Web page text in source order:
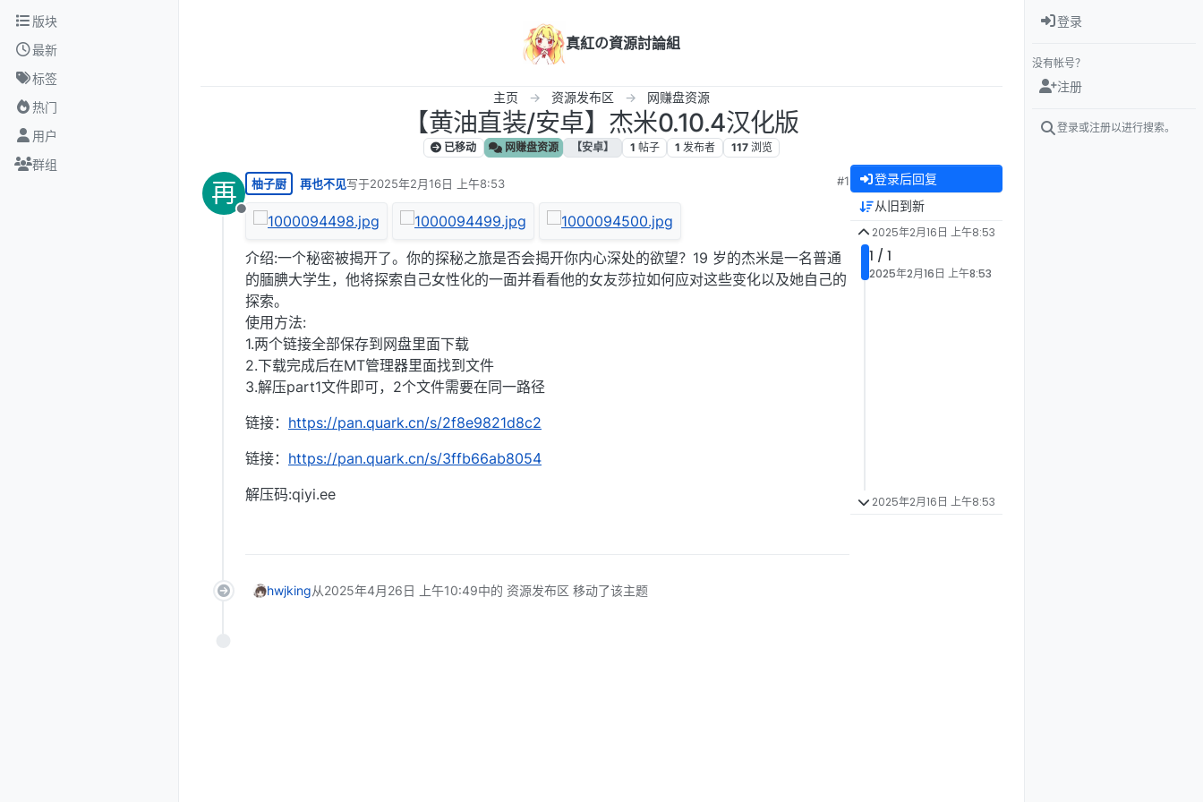
跳转至内容
版块
最新
标签
热门
用户
群组
真紅の資源討論組
主页 资源发布区 网赚盘资源
【黄油直装/安卓】杰米0.10.4汉化版
已移动 网赚盘资源 【安卓】 1 帖子 1 发布者 117 浏览
再
离线
柚子厨 再也不见写于2025年2月16日 上午8:53
最后由 编辑
#1
介绍:一个秘密被揭开了。你的探秘之旅是否会揭开你内心深处的欲望？19 岁的杰米是一名普通
的腼腆大学生，他将探索自己女性化的一面并看看他的女友莎拉如何应对这些变化以及她自己的
探索。
使用方法:
1.两个链接全部保存到网盘里面下载
2.下载完成后在MT管理器里面找到文件
3.解压part1文件即可，2个文件需要在同一路径
链接： https://pan.quark.cn/s/2f8e9821d8c2
链接： https://pan.quark.cn/s/3ffb66ab8054
解压码:qiyi.ee
hwjking从2025年4月26日 上午10:49中的 资源发布区 移动了该主题
登录后回复
从旧到新
2025年2月16日 上午8:53
1 / 1
2025年2月16日 上午8:53
2025年2月16日 上午8:53
登录
没有帐号？
注册
登录或注册以进行搜索。